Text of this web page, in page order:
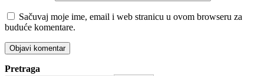
Sačuvaj moje ime, email i web stranicu u ovom browseru za
buduće komentare.
Pretraga